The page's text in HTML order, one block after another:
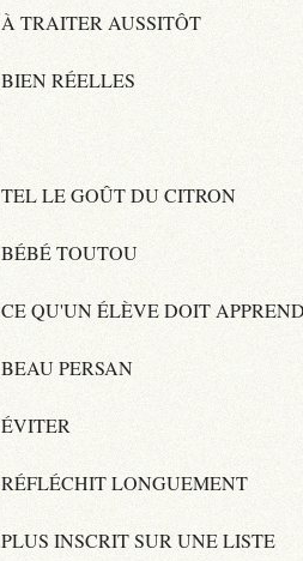
À TRAITER AUSSITÔT
BIEN RÉELLES
TEL LE GOÛT DU CITRON
BÉBÉ TOUTOU
CE QU'UN ÉLÈVE DOIT
BEAU PERSAN
ÉVITER
RÉFLÉCHIT LONGUEMENT
PLUS INSCRIT SUR UNE LISTE